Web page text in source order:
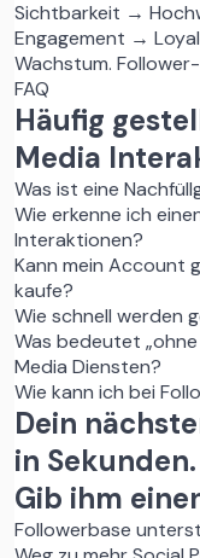
Sichtbarkeit →
Engagement →
Wachstum.
FAQ
Häufig
Media
Was ist eine
Wie erkenne ich
Interaktionen?
Kann mein Account
kaufe?
Wie schnell werden
Was bedeutet
Media Diensten?
Wie kann ich bei
Dein
in Sekunden.
Gib ihm
Followerbase